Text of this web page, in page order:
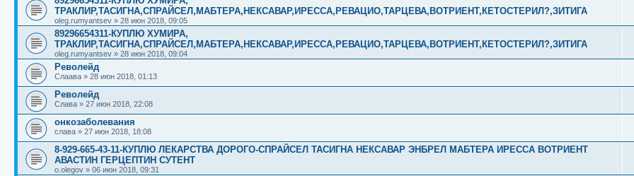
ТРАКЛИР,ТАСИГНА,СПРАЙСЕЛ,МАБТЕРА,НЕКСАВАР,ИРЕССА,РЕВАЦИО,ТАРЦЕВА,ВОТРИЕНТ,КЕТОСТЕРИЛ?,ЗИТИГА
oleg.rumyantsev » 28 июн 2018, 09:05
89296654311-КУПЛЮ ХУМИРА,
ТРАКЛИР,ТАСИГНА,СПРАЙСЕЛ,МАБТЕРА,НЕКСАВАР,ИРЕССА,РЕВАЦИО,ТАРЦЕВА,ВОТРИЕНТ,КЕТОСТЕРИЛ?,ЗИТИГА
oleg.rumyantsev » 28 июн 2018, 09:04
Револейд
Слаава » 28 июн 2018, 01:13
Револейд
Слава » 27 июн 2018, 22:08
онкозаболевания
слава » 27 июн 2018, 18:08
8-929-665-43-11-КУПЛЮ ЛЕКАРСТВА ДОРОГО-СПРАЙСЕЛ ТАСИГНА НЕКСАВАР ЭНБРЕЛ МАБТЕРА ИРЕССА ВОТРИЕНТ
АВАСТИН ГЕРЦЕПТИН СУТЕНТ
o.olegov » 06 июн 2018, 09:31